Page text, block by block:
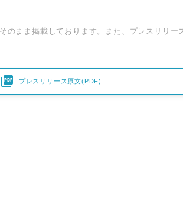
のまま掲載しております。また、プレスリリー
 プレスリリース原文(PDF)